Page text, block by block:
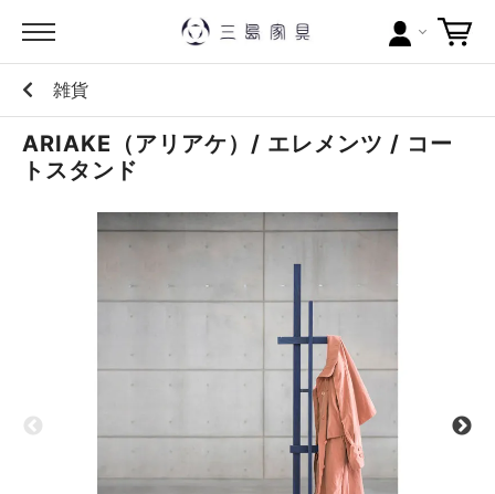
カテゴリー
ブランドから探す
雑貨
ARIAKE（アリアケ）/ エレメンツ / コー
トスタンド